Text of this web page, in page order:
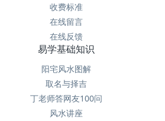
收费标准
在线留言
在线反馈
易学基础知识
阳宅风水图解
取名与择吉
丁老师答网友100问
风水讲座